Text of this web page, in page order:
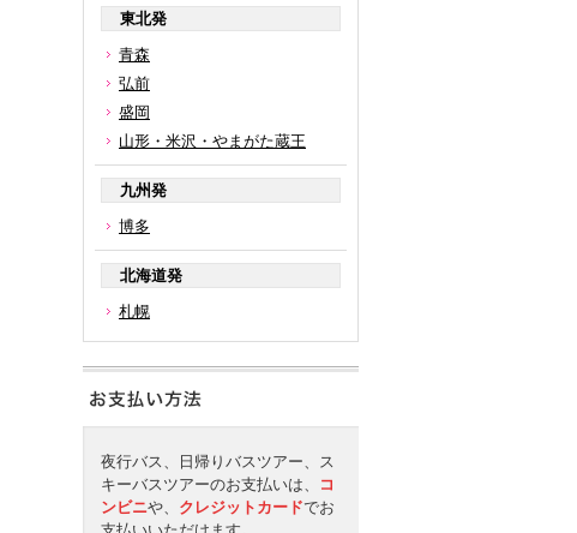
東北発
青森
弘前
盛岡
山形・米沢・やまがた蔵王
九州発
博多
北海道発
札幌
夜行バス、日帰りバスツアー、ス
キーバスツアーのお支払いは、
コ
ンビニや、 クレジットカードでお